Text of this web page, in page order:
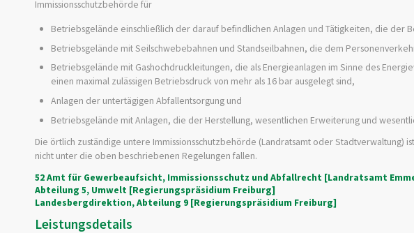
Immissionsschutzbehörde für
Betriebsgelände einschließlich der darauf befindlichen Anlagen und Tätigkeiten, die der
Betriebsgelände mit Seilschwebebahnen und Standseilbahnen, die dem
Betriebsgelände mit Gashochdruckleitungen, die als Energieanlagen im Sinne des
einen maximal zulässigen Betriebsdruck von mehr als 16 bar ausgelegt sind,
Anlagen der untertägigen Abfallentsorgung und
Betriebsgelände mit Anlagen, die der Herstellung, wesentlichen Erweiterung und
Die örtlich zuständige untere Immissionsschutzbehörde (Landratsamt oder Stadtverwaltung)
nicht unter die oben beschriebenen Regelungen fallen.
52 Amt für Gewerbeaufsicht, Immissionsschutz und Abfallrecht [Landratsamt
Abteilung 5, Umwelt [Regierungspräsidium Freiburg]
Landesbergdirektion, Abteilung 9 [Regierungspräsidium Freiburg]
Leistungsdetails